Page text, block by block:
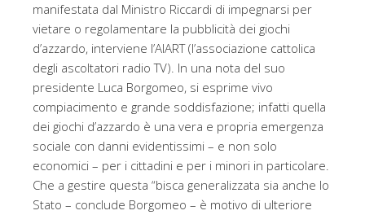
manifestata dal Ministro Riccardi di impegnarsi per
vietare o regolamentare la pubblicità dei giochi
d’azzardo, interviene l’AIART (l’associazione cattolica
degli ascoltatori radio TV). In una nota del suo
presidente Luca Borgomeo, si esprime vivo
compiacimento e grande soddisfazione; infatti quella
dei giochi d’azzardo è una vera e propria emergenza
sociale con danni evidentissimi – e non solo
economici – per i cittadini e per i minori in particolare.
Che a gestire questa “bisca generalizzata sia anche lo
Stato – conclude Borgomeo – è motivo di ulteriore